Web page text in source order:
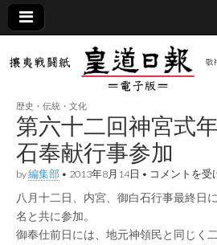
皇道
日報
（防
共新
聞）
敬神
尊皇
｜昭
和八
年創
刊
皇道
実
践
攘夷
戦闘
紙
歴史・伝統・文化
第六十二回神宮式
石奉献行事参加
by編集部 • 2013年8月14日 • 第
十
神
コメントを受
八月十二日、内宮、御白石行事最終日
名と共に参加。
御奉仕前日には、地元神領民と同じく